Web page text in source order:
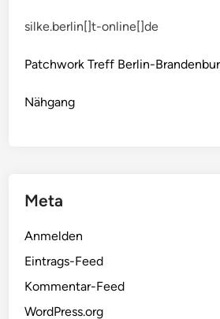
silke.berlin[]t-online[]de
Patchwork Treff Berlin-
Nähgang
Meta
Anmelden
Eintrags-Feed
Kommentar-Feed
WordPress.org